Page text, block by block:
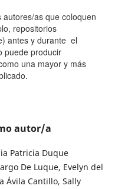
as que coloquen
repositorios
antes y durante el
puede producir
una mayor y más
autor/a
Patricia Duque
De Luque, Evelyn del
Ávila Cantillo, Sally